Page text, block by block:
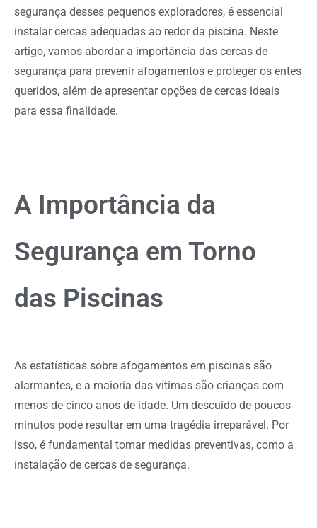
segurança desses pequenos exploradores, é essencial
instalar cercas adequadas ao redor da piscina. Neste
artigo, vamos abordar a importância das cercas de
segurança para prevenir afogamentos e proteger os entes
queridos, além de apresentar opções de cercas ideais
para essa finalidade.
A Importância da
Segurança em Torno
das Piscinas
As estatísticas sobre afogamentos em piscinas são
alarmantes, e a maioria das vítimas são crianças com
menos de cinco anos de idade. Um descuido de poucos
minutos pode resultar em uma tragédia irreparável. Por
isso, é fundamental tomar medidas preventivas, como a
instalação de cercas de segurança.